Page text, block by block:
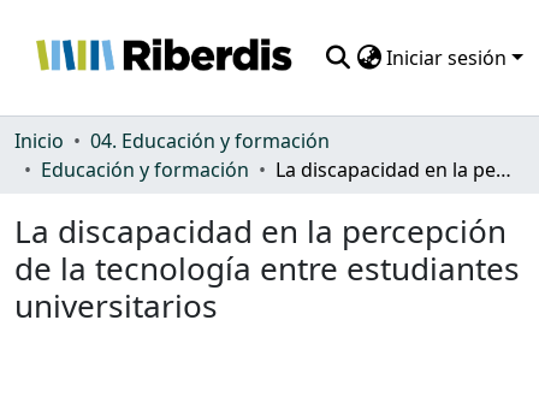
Iniciar sesión
Comunidades
Estadísticas
Inicio
04. Educación y formación
Educación y formación
La discapacidad en la percepción de la tecnología entre estudiantes universitarios
La discapacidad en la percepción
de la tecnología entre estudiantes
universitarios